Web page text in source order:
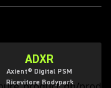
ADXR
Axient® Digital PSM
Ricevitore Bodypack